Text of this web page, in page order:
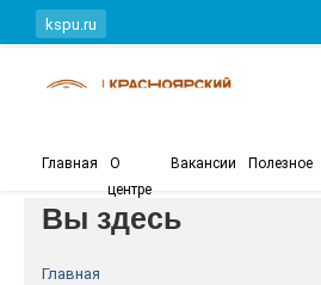
Перейти к основному содержанию
kspu.ru
Главная
О
центре
Вакансии Полезное
Вы здесь
Главная